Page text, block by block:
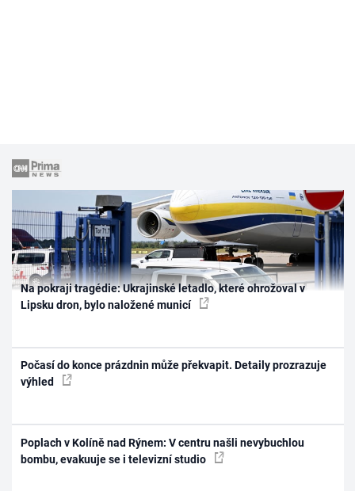
Na pokraji tragédie: Ukrajinské letadlo, které ohrožoval v
Lipsku dron, bylo naložené municí
Počasí do konce prázdnin může překvapit. Detaily prozrazuje
výhled
Poplach v Kolíně nad Rýnem: V centru našli nevybuchlou
bombu, evakuuje se i televizní studio